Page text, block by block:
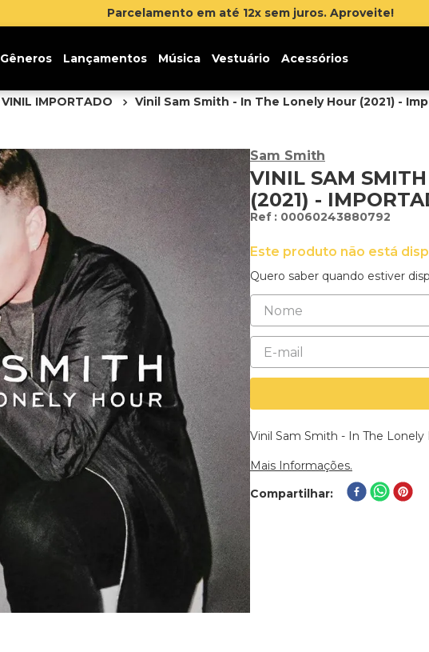
Inscreva-se na
Gêneros Lançamentos Música Vestuário Acessórios
VINIL IMPORTADO Vinil Sam Smith - In The Lonely Hour (2021) -
Sam Smith
VINIL SAM
(2021) -
: 00060243880792
Este produto não está
Quero saber quando estiver
Vinil Sam Smith - In The
Mais Informações.
Compartilhar